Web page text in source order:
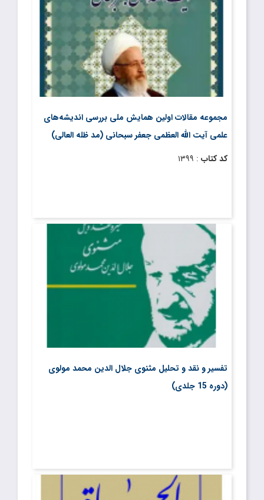
مجموعه مقالات اولین همایش ملی بررسی اندیشه‌های
علمی آیت الله العظمی جعفر سبحانی (مد ظله العالی)
کد کتاب : ۱۳۹۹
تفسیر و نقد و تحلیل مثنوی جلال الدین محمد مولوی
(دوره 15 جلدی)